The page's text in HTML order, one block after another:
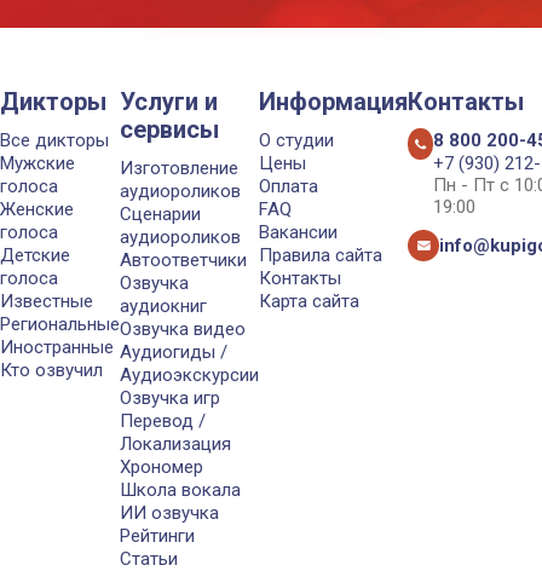
Дикторы
Все дикторы
Мужские
голоса
Женские
голоса
Детские
голоса
Известные
Региональные
Иностранные
Кто озвучил
Услуги и
сервисы
Изготовление
аудиороликов
Сценарии
аудиороликов
Автоответчики
Озвучка
аудиокниг
Озвучка видео
Аудиогиды /
Аудиоэкскурсии
Озвучка игр
Перевод /
Локализация
Хрономер
Школа вокала
ИИ озвучка
Рейтинги
Статьи
Информация
О студии
Цены
Оплата
FAQ
Вакансии
Правила сайта
Контакты
Карта сайта
Контакты
8 800 200-
+7 (930)
Пн - Пт с
19:00